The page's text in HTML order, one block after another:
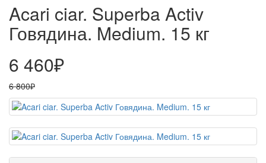
Acari ciar. Superba Activ
Говядина. Medium. 15 кг
6 460₽
6 800₽